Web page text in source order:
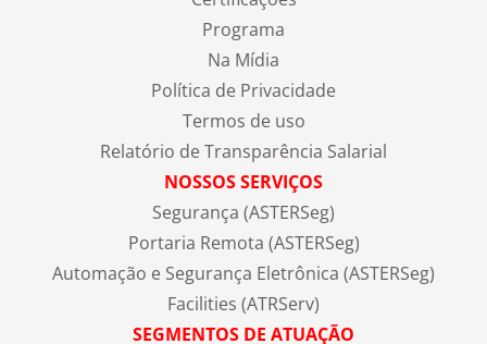
Programa
Na Mídia
Política de Privacidade
Termos de uso
Relatório de Transparência Salarial
NOSSOS SERVIÇOS
Segurança (ASTERSeg)
Portaria Remota (ASTERSeg)
Automação e Segurança Eletrônica (ASTERSeg)
Facilities (ATRServ)
SEGMENTOS DE ATUAÇÃO